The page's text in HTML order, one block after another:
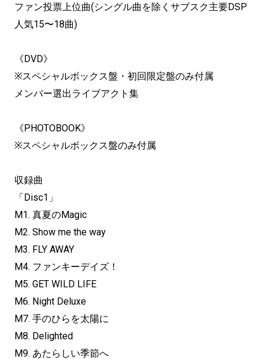
ファン投票上位曲(シングル曲を除くサブスク主要DSP
人気15〜18曲)
《DVD》
※スペシャルボックス盤・初回限定盤のみ付属
メンバー選出ライブアクト集
《PHOTOBOOK》
※スペシャルボックス盤のみ付属
収録曲
「Disc1」
M1. 真夏のMagic
M2. Show me the way
M3. FLY AWAY
M4. ファンキーデイズ！
M5. GET WILD LIFE
M6. Night Deluxe
M7. 手のひらを太陽に
M8. Delighted
M9. あたらしい季節へ